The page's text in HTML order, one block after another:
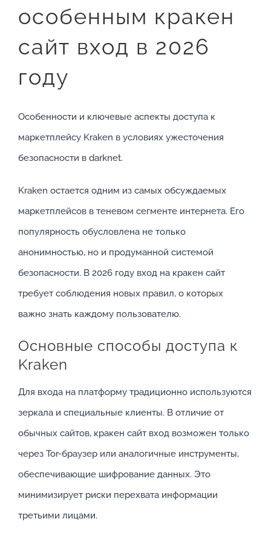
особенным кракен
сайт вход в 2026
году
Особенности и ключевые аспекты доступа к
маркетплейсу Kraken в условиях ужесточения
безопасности в darknet.
Kraken остается одним из самых обсуждаемых
маркетплейсов в теневом сегменте интернета. Его
популярность обусловлена не только
анонимностью, но и продуманной системой
безопасности. В 2026 году вход на кракен сайт
требует соблюдения новых правил, о которых
важно знать каждому пользователю.
Основные способы доступа к
Kraken
Для входа на платформу традиционно используются
зеркала и специальные клиенты. В отличие от
обычных сайтов, кракен сайт вход возможен только
через Tor-браузер или аналогичные инструменты,
обеспечивающие шифрование данных. Это
минимизирует риски перехвата информации
третьими лицами.